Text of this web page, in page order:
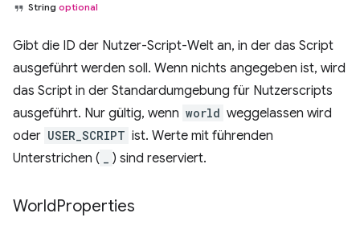
String optional
Gibt die ID der Nutzer-Script-Welt an, in der das Script
ausgeführt werden soll. Wenn nichts angegeben ist, wird
das Script in der Standardumgebung für Nutzerscripts
ausgeführt. Nur gültig, wenn world weggelassen wird
oder USER_SCRIPT ist. Werte mit führenden
Unterstrichen (
) sind reserviert.
WorldProperties